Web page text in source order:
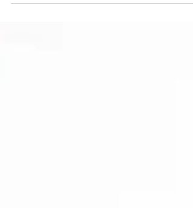
Cela donnera l’idée aux recruteurs